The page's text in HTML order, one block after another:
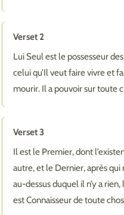
Verset 2
Lui Seul est le possesseur
celui qu’Il veut faire vivre et
mourir. Il a pouvoir sur toute
Verset 3
Il est le Premier, dont
autre, et le Dernier, après qui
au-dessus duquel il n’y a
est Connaisseur de toute